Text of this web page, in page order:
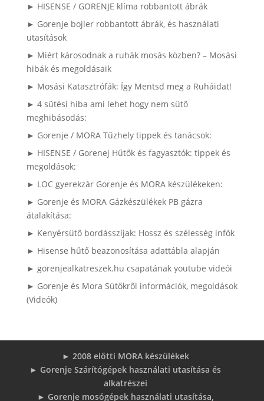
► HISENSE / GORENJE klíma robbantott ábrák
► Gorenje bojler robbantott ábrák, és használati
utasítások
► Miért károsodnak a ruhák mosás közben? – Mosási
hibák és megoldásaik
► Mosási Katasztrófák: Így Mentsd meg a Ruháidat!
► 4 sütési hiba ami lehet hogy nem sütő
meghibásodás:
► Gorenje / MORA Tűzhely tippek és tanácsok:
► HISENSE / Gorenej Hűtők és fagyasztók: tippek és
megoldások:
► LOC gyerekzár Gorenje és MORA készülékeken:
► Gorenje és MORA Gázkészülékek PB gázra
átalakítása:
► Kenyérsütő bordásszíjak: Hossz és szélesség infók
► Hisense hűtő beazonosítása adattábla alapján
► gorenjealkatreszek.hu csapatának youtube videói
► Gorenje és Mora Sütőkről információk, megoldások
(Videók)
► 2008 előtti MORA készülékek
► Gorenje Szárítógépek használati utasítása és
alkatrészei
► Gorenje mosógépek használati utasítása,